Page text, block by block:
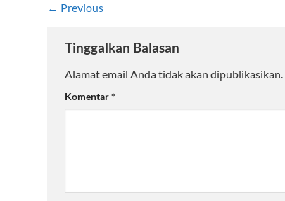
← Previous
Tinggalkan Balasan
Alamat email Anda tidak akan dipublikasikan.
Komentar*